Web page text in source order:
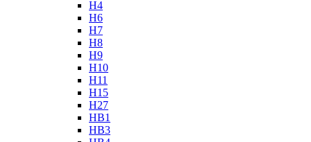
H4
H6
H7
H8
H9
H10
H11
H15
H27
HB1
HB3